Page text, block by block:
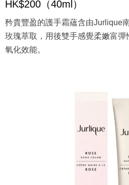
HK$200（40ml）
矜貴豐盈的護手霜蘊含由Jurlique
玫瑰萃取，用後雙手感覺柔嫩富
氧化效能。